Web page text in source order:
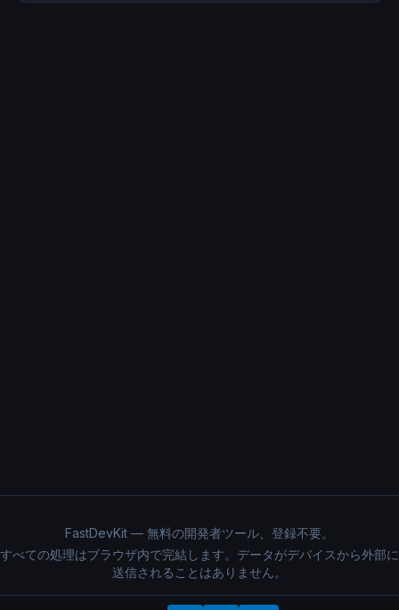
FastDevKit — 無料の開発者ツール、登録不要。
すべての処理はブラウザ内で完結します。データがデバイスから外部に
送信されることはありません。